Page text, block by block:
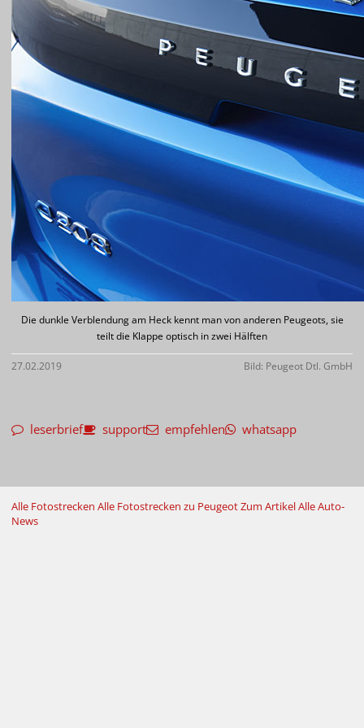
Die dunkle Verblendung am Heck kennt man von anderen Peugeots, sie
teilt die Klappe optisch in zwei Hälften
27.02.2019 Bild: Peugeot Dtl. GmbH
leserbrief support empfehlen whatsapp
Alle Fotostrecken Alle Fotostrecken zu PeugeotZum ArtikelAlle Auto-
News